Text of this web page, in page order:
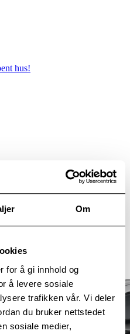
Om
for å gi innhold og
å levere sosiale
trafikken vår. Vi deler
du bruker nettstedet
sosiale medier,
hus!